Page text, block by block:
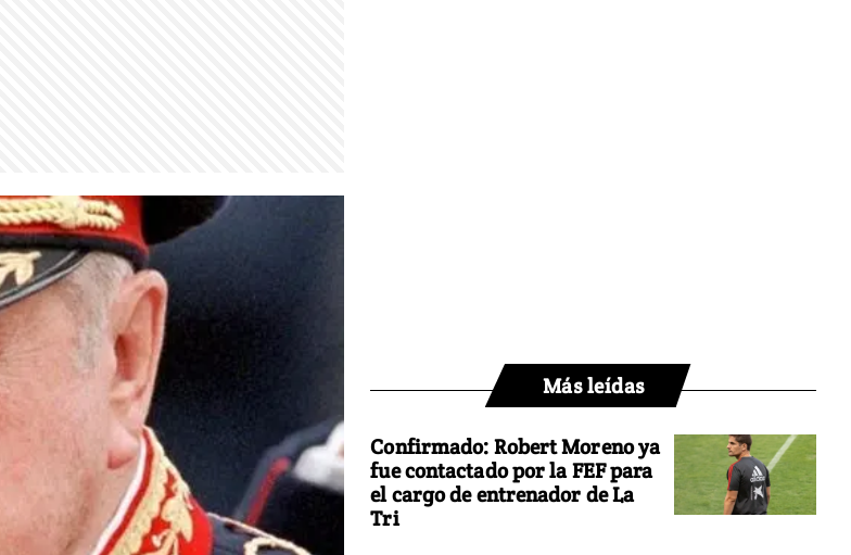
Más leídas
Confirmado: Robert Moreno ya
fue contactado por la FEF para
el cargo de entrenador de La
Tri